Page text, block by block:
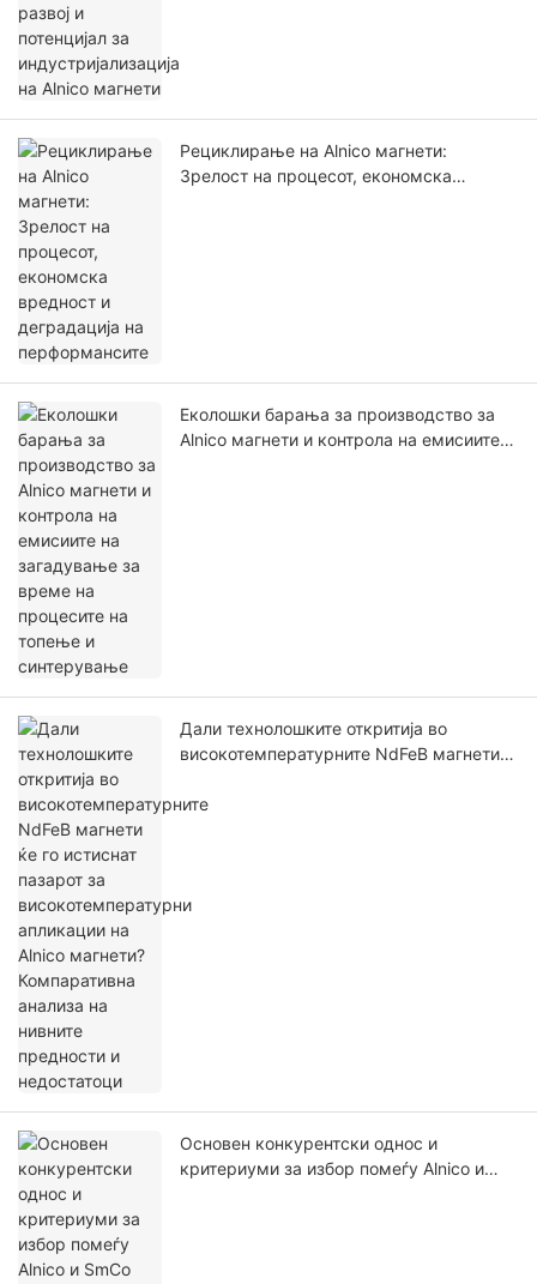
Рециклирање на Alnico магнети:
Зрелост на процесот, економска
Еколошки барања за производство за
Alnico магнети и контрола на емисиите
Дали технолошките откритија во
високотемпературните NdFeB магнети
високотемпературни апликации на
Основен конкурентски однос и
критериуми за избор помеѓу Alnico и